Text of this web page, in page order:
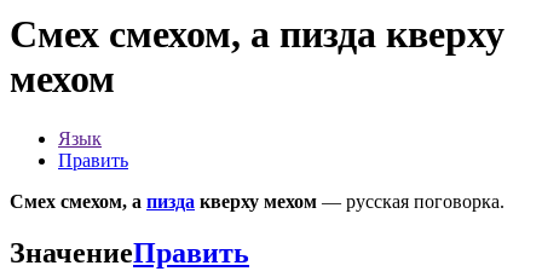
Смех смехом, а пизда кверху
мехом
Язык
Править
Смех смехом, а пизда кверху мехом — русская поговорка.
ЗначениеПравить